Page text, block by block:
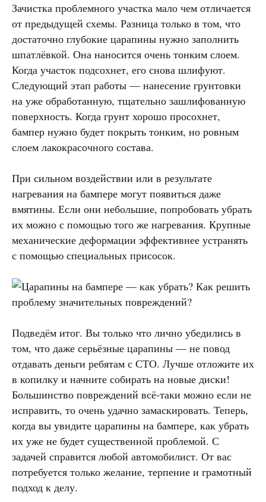
Зачистка проблемного участка мало чем отличается
от предыдущей схемы. Разница только в том, что
достаточно глубокие царапины нужно заполнить
шпатлёвкой. Она наносится очень тонким слоем.
Когда участок подсохнет, его снова шлифуют.
Следующий этап работы — нанесение грунтовки
на уже обработанную, тщательно зашлифованную
поверхность. Когда грунт хорошо просохнет,
бампер нужно будет покрыть тонким, но ровным
слоем лакокрасочного состава.
При сильном воздействии или в результате
нагревания на бампере могут появиться даже
вмятины. Если они небольшие, попробовать убрать
их можно с помощью того же нагревания. Крупные
механические деформации эффективнее устранять
с помощью специальных присосок.
Подведём итог. Вы только что лично убедились в
том, что даже серьёзные царапины — не повод
отдавать деньги ребятам с СТО. Лучше отложите их
в копилку и начните собирать на новые диски!
Большинство повреждений всё-таки можно если не
исправить, то очень удачно замаскировать. Теперь,
когда вы увидите царапины на бампере, как убрать
их уже не будет существенной проблемой. С
задачей справится любой автомобилист. От вас
потребуется только желание, терпение и грамотный
подход к делу.